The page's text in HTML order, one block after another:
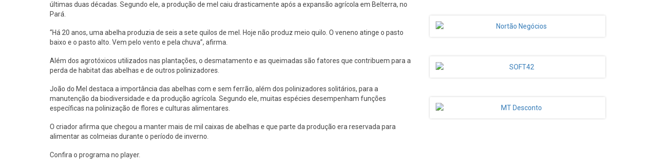
últimas duas décadas. Segundo ele, a produção de mel caiu drasticamente após a expansão agrícola em Belterra, no
Pará.
“Há 20 anos, uma abelha produzia de seis a sete quilos de mel. Hoje não produz meio quilo. O veneno atinge o pasto
baixo e o pasto alto. Vem pelo vento e pela chuva”, afirma.
Além dos agrotóxicos utilizados nas plantações, o desmatamento e as queimadas são fatores que contribuem para a
perda de habitat das abelhas e de outros polinizadores.
João do Mel destaca a importância das abelhas com e sem ferrão, além dos polinizadores solitários, para a
manutenção da biodiversidade e da produção agrícola. Segundo ele, muitas espécies desempenham funções
específicas na polinização de flores e culturas alimentares.
O criador afirma que chegou a manter mais de mil caixas de abelhas e que parte da produção era reservada para
alimentar as colmeias durante o período de inverno.
Confira o programa no player.